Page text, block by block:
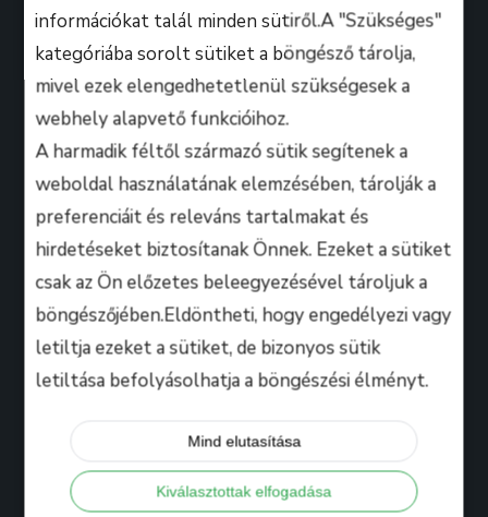
információkat talál minden sütiről.A "Szükséges"
kategóriába sorolt sütiket a böngésző tárolja,
mivel ezek elengedhetetlenül szükségesek a
webhely alapvető funkcióihoz.
A harmadik féltől származó sütik segítenek a
weboldal használatának elemzésében, tárolják a
preferenciáit és releváns tartalmakat és
hirdetéseket biztosítanak Önnek. Ezeket a sütiket
csak az Ön előzetes beleegyezésével tároljuk a
böngészőjében.Eldöntheti, hogy engedélyezi vagy
letiltja ezeket a sütiket, de bizonyos sütik
letiltása befolyásolhatja a böngészési élményt.
Mind elutasítása
Kiválasztottak elfogadása
A B.M. Music School magasan képzett zenész-
oktatói úgy döntöttek, hogy ezen a platformon
keresztül professzionális keretek között, mindenki
számára lehetőséget biztosítanak arra, hogy
kihozza magából a maximumot, amire csak zeneileg
vágyhat!
Hasznos
Tanáraink
Bihari Mártonról
Referenciák